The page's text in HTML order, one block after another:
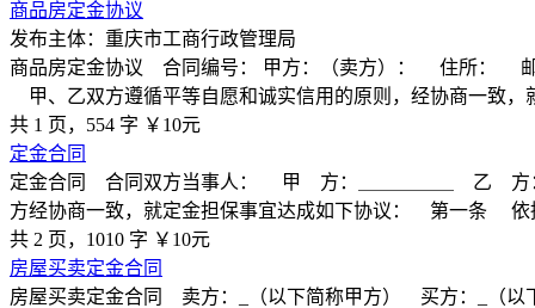
商品房定金协议
发布主体：重庆市工商行政管理局
商品房定金协议 合同编号： 甲方：（卖方）： 住所
甲、乙双方遵循平等自愿和诚实信用的原则，经协商一致，
共 1 页，554 字 ￥10元
定金合同
定金合同 合同双方当事人： 甲 方：＿＿＿＿＿ 乙 方：
方经协商一致，就定金担保事宜达成如下协议： 第一条 依
共 2 页，1010 字 ￥10元
房屋买卖定金合同
房屋买卖定金合同 卖方：_（以下简称甲方） 买方：_（